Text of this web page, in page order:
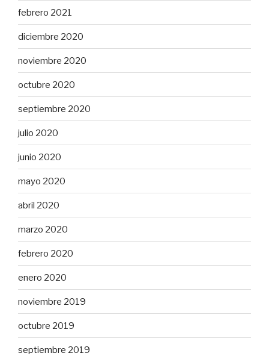
febrero 2021
diciembre 2020
noviembre 2020
octubre 2020
septiembre 2020
julio 2020
junio 2020
mayo 2020
abril 2020
marzo 2020
febrero 2020
enero 2020
noviembre 2019
octubre 2019
septiembre 2019